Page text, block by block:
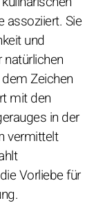
assoziiert. Sie
und
Zeichen
mit den
in der
vermittelt
Vorliebe für